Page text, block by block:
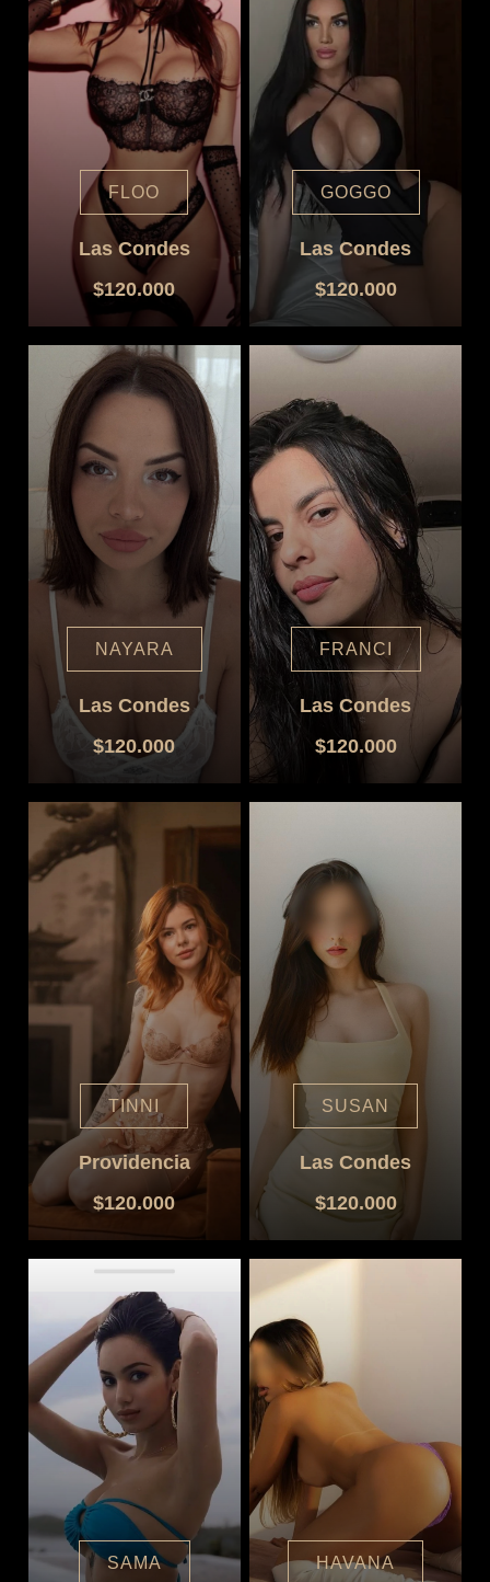
FLOO
Las Condes
$120.000
GOGGO
Las Condes
$120.000
NAYARA
Las Condes
$120.000
FRANCI
Las Condes
$120.000
TINNI
Providencia
$120.000
SUSAN
Las Condes
$120.000
SAMA HAVANA